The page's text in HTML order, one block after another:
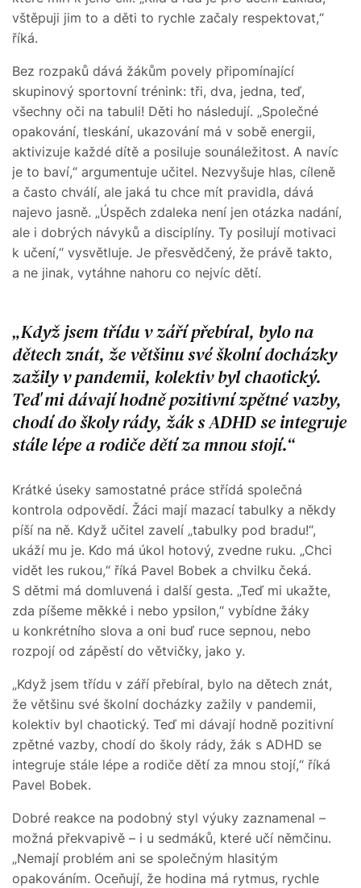
vštěpuji jim to a děti to rychle začaly respektovat,“
říká.
Bez rozpaků dává žákům povely připomínající
skupinový sportovní trénink: tři, dva, jedna, teď,
všechny oči na tabuli! Děti ho následují. „Společné
opakování, tleskání, ukazování má v sobě energii,
aktivizuje každé dítě a posiluje sounáležitost. A navíc
je to baví,“ argumentuje učitel. Nezvyšuje hlas, cíleně
a často chválí, ale jaká tu chce mít pravidla, dává
najevo jasně. „Úspěch zdaleka není jen otázka nadání,
ale i dobrých návyků a disciplíny. Ty posilují motivaci
k učení,“ vysvětluje. Je přesvědčený, že právě takto,
a ne jinak, vytáhne nahoru co nejvíc dětí.
Když jsem třídu v září přebíral, bylo na
dětech znát, že většinu své školní docházky
zažily v pandemii, kolektiv byl chaotický.
Teď mi dávají hodně pozitivní zpětné vazby,
chodí do školy rády, žák s ADHD se integruje
stále lépe a rodiče dětí za mnou stojí.
Krátké úseky samostatné práce střídá společná
kontrola odpovědí. Žáci mají mazací tabulky a někdy
píší na ně. Když učitel zavelí „tabulky pod bradu!“,
ukáží mu je. Kdo má úkol hotový, zvedne ruku. „Chci
vidět les rukou,“ říká Pavel Bobek a chvilku čeká.
S dětmi má domluvená i další gesta. „Teď mi ukažte,
zda píšeme měkké i nebo ypsilon,“ vybídne žáky
u konkrétního slova a oni buď ruce sepnou, nebo
rozpojí od zápěstí do větvičky, jako y.
„Když jsem třídu v září přebíral, bylo na dětech znát,
že většinu své školní docházky zažily v pandemii,
kolektiv byl chaotický. Teď mi dávají hodně pozitivní
zpětné vazby, chodí do školy rády, žák s ADHD se
integruje stále lépe a rodiče dětí za mnou stojí,“ říká
Pavel Bobek.
Dobré reakce na podobný styl výuky zaznamenal –
možná překvapivě – i u sedmáků, které učí němčinu.
„Nemají problém ani se společným hlasitým
opakováním. Oceňují, že hodina má rytmus, rychle